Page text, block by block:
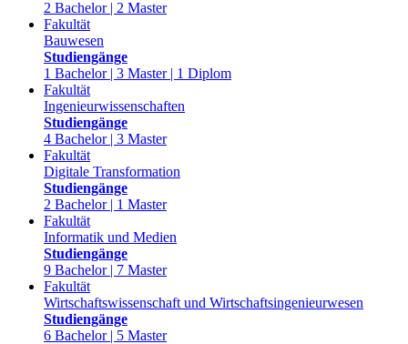
2 Bachelor | 2 Master
Fakultät
Bauwesen
Studiengänge
1 Bachelor | 3 Master | 1 Diplom
Fakultät
Ingenieurwissenschaften
Studiengänge
4 Bachelor | 3 Master
Fakultät
Digitale Transformation
Studiengänge
2 Bachelor | 1 Master
Fakultät
Informatik und Medien
Studiengänge
9 Bachelor | 7 Master
Fakultät
Wirtschaftswissenschaft und Wirtschaftsingenieurwesen
Studiengänge
6 Bachelor | 5 Master